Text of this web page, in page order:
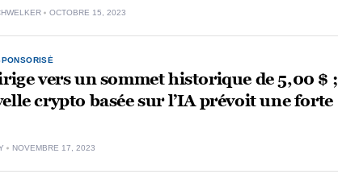
OCTOBRE 15, 2023
vers un sommet historique de 5,00 $ ;
crypto basée sur l’IA prévoit une forte
NOVEMBRE 17, 2023